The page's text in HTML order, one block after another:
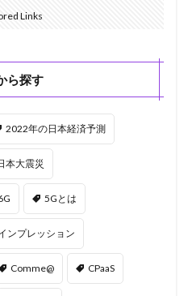
Links
ら探す
2022年の日本経済予測
本大震災
5Gとは
ンプレッション
Comme@ CPaaS